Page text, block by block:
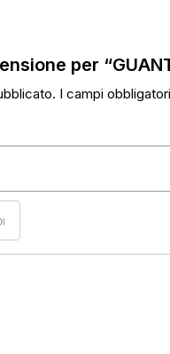
per
I campi